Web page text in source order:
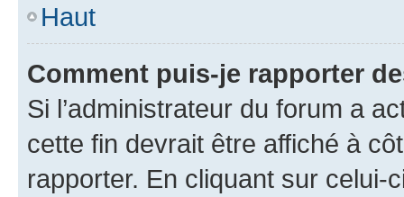
Haut
Comment puis-je rapporter
Si l’administrateur du forum a
cette fin devrait être affiché à
rapporter. En cliquant sur